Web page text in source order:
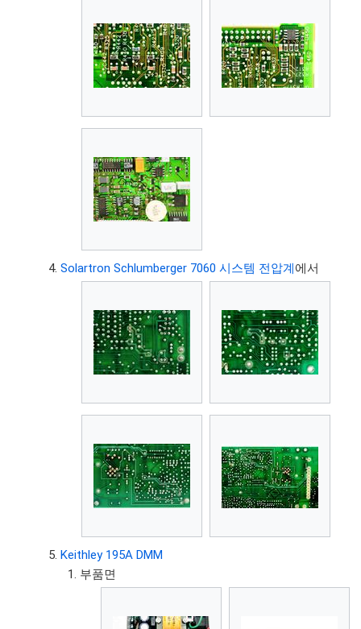
Solartron Schlumberger 7060 시스템 전압계에서
Keithley 195A DMM
부품면